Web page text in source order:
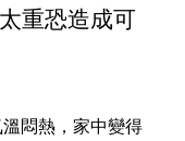
重恐造成可
悶熱，家中變得